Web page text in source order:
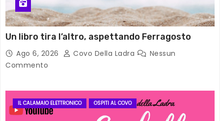
Un libro tira l’altro, aspettando Ferragosto
Ago 6, 2026 Covo Della Ladra
Nessun
Commento
IL CALAMAIO ELETTRONICO OSPITI AL COVO